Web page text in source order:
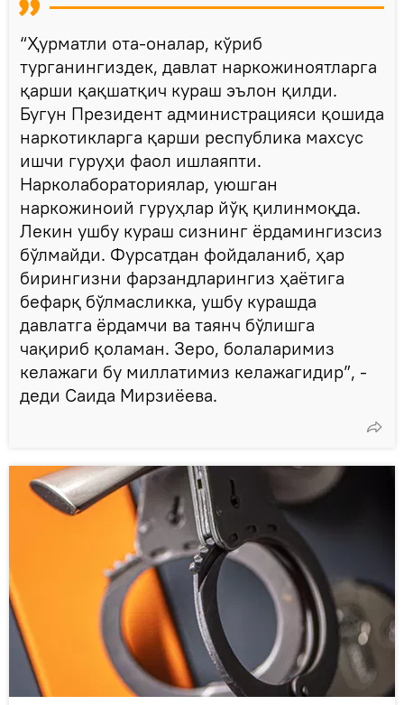
“Ҳурматли ота-оналар, кўриб
турганингиздек, давлат наркожиноятларга
қарши қақшатқич кураш эълон қилди.
Бугун Президент администрацияси қошида
наркотикларга қарши республика махсус
ишчи гуруҳи фаол ишлаяпти.
Нарколабораториялар, уюшган
наркожиноий гуруҳлар йўқ қилинмоқда.
Лекин ушбу кураш сизнинг ёрдамингизсиз
бўлмайди. Фурсатдан фойдаланиб, ҳар
бирингизни фарзандларингиз ҳаётига
бефарқ бўлмасликка, ушбу курашда
давлатга ёрдамчи ва таянч бўлишга
чақириб қоламан. Зеро, болаларимиз
келажаги бу миллатимиз келажагидир”, -
деди Саида Мирзиёева.